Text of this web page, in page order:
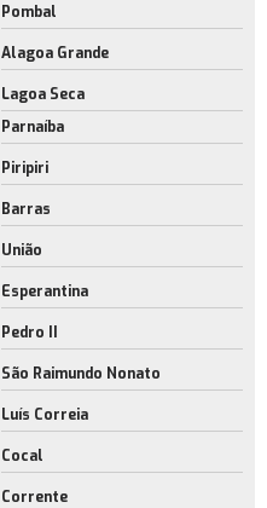
Pombal
Alagoa Grande
Lagoa Seca
Parnaíba
Piripiri
Barras
União
Esperantina
Pedro II
São Raimundo Nonato
Luís Correia
Cocal
Corrente